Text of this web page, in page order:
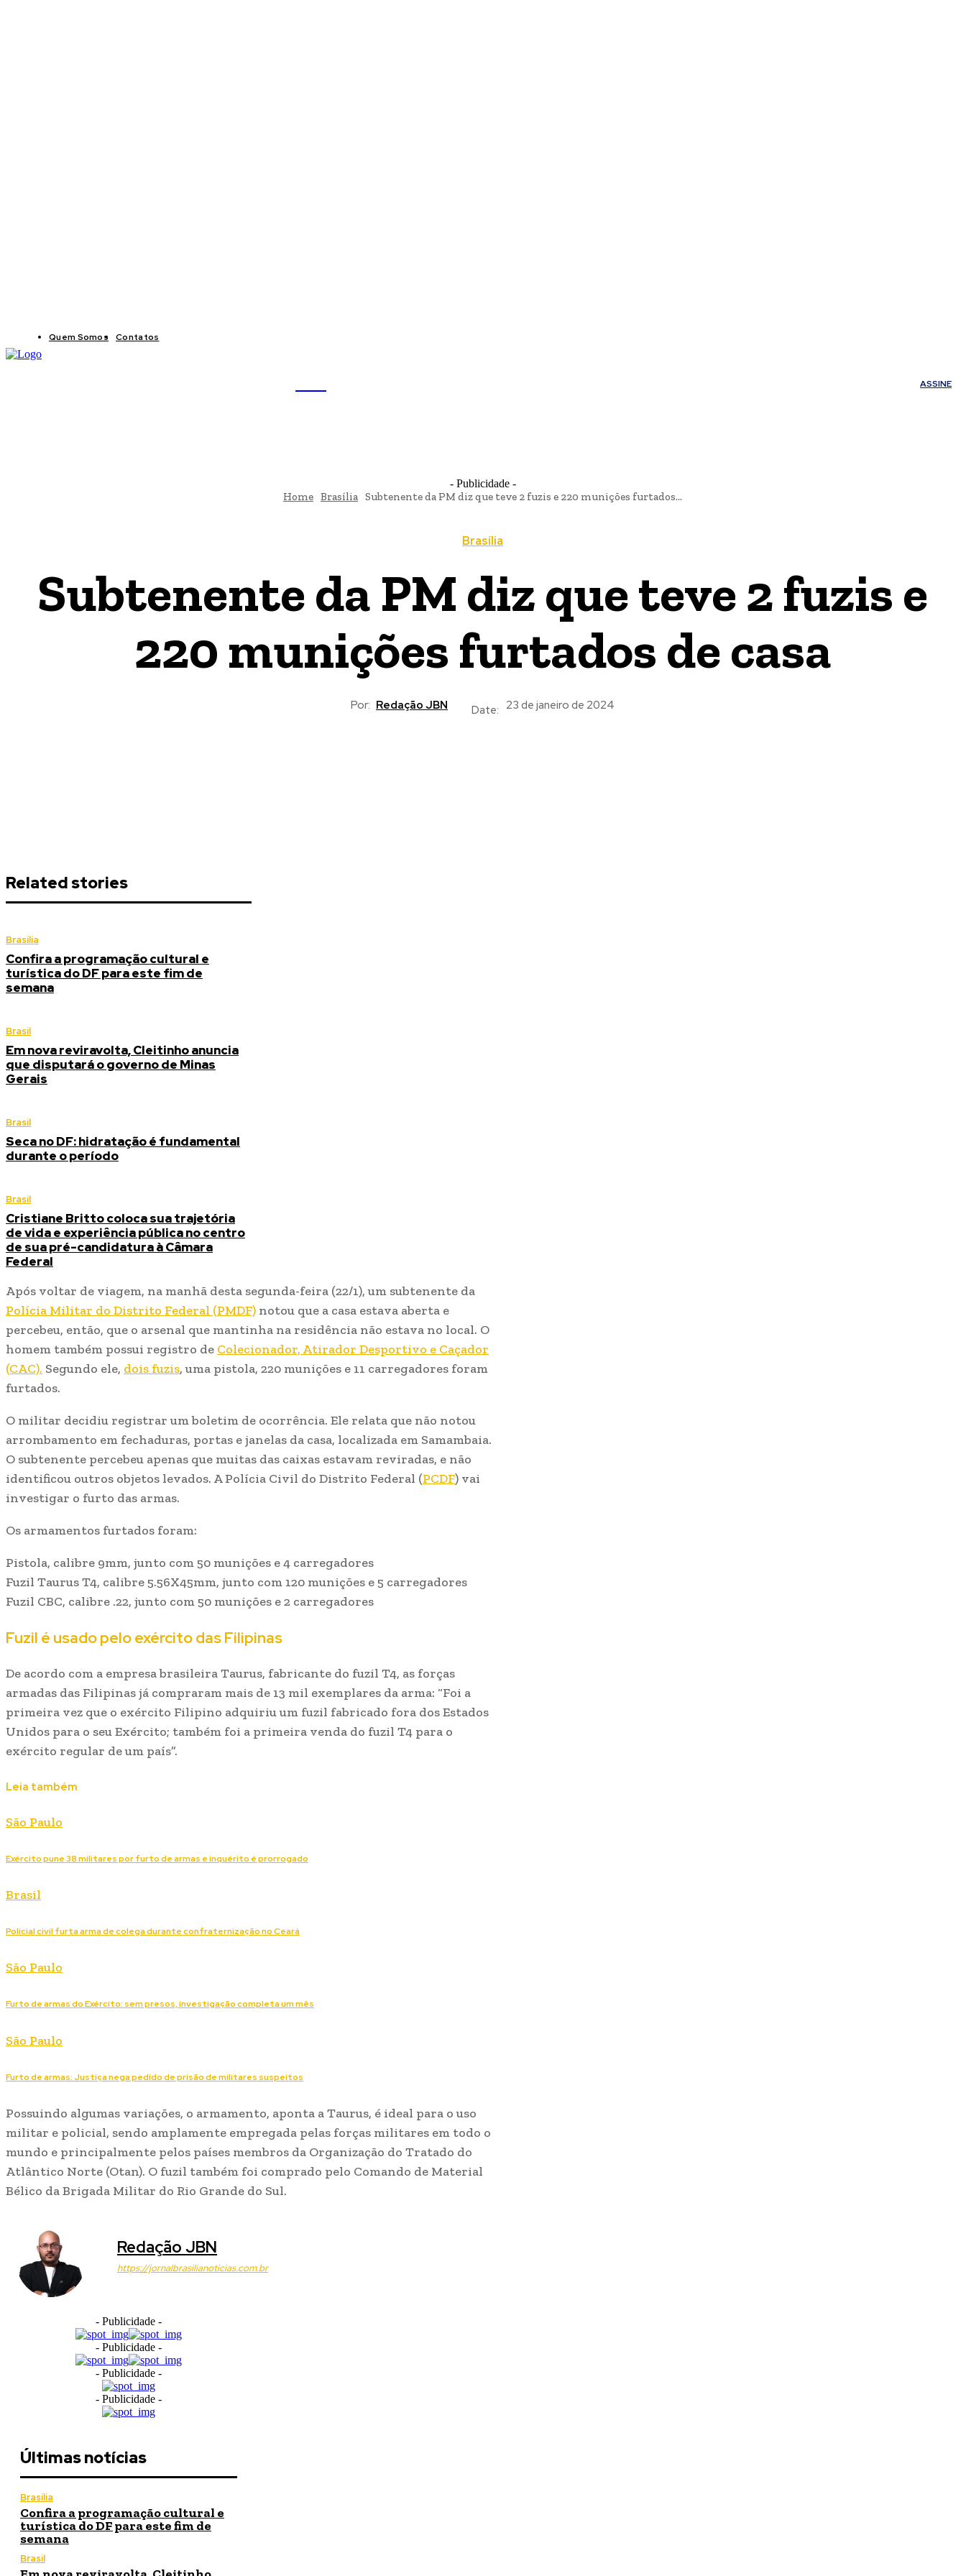
Quem Somos Contatos
ASSINE
- Publicidade -
Home Brasília Subtenente da PM diz que teve 2 fuzis e 220 munições furtados...
Brasília
Subtenente da PM diz que teve 2 fuzis e
220 munições furtados de casa
Por: Redação JBN Date: 23 de janeiro de 2024
Related stories
Brasília
Confira a programação cultural e
turística do DF para este fim de
semana
Brasil
Em nova reviravolta, Cleitinho anuncia
que disputará o governo de Minas
Gerais
Brasil
Seca no DF: hidratação é fundamental
durante o período
Brasil
Cristiane Britto coloca sua trajetória
de vida e experiência pública no centro
de sua pré-candidatura à Câmara
Federal
Após voltar de viagem, na manhã desta segunda-feira (22/1), um subtenente da
Polícia Militar do Distrito Federal (PMDF) notou que a casa estava aberta e
percebeu, então, que o arsenal que mantinha na residência não estava no local. O
homem também possui registro de Colecionador, Atirador Desportivo e Caçador
(CAC). Segundo ele, dois fuzis, uma pistola, 220 munições e 11 carregadores foram
furtados.
O militar decidiu registrar um boletim de ocorrência. Ele relata que não notou
arrombamento em fechaduras, portas e janelas da casa, localizada em Samambaia.
O subtenente percebeu apenas que muitas das caixas estavam reviradas, e não
identificou outros objetos levados. A Polícia Civil do Distrito Federal (PCDF) vai
investigar o furto das armas.
Os armamentos furtados foram:
Pistola, calibre 9mm, junto com 50 munições e 4 carregadores
Fuzil Taurus T4, calibre 5.56X45mm, junto com 120 munições e 5 carregadores
Fuzil CBC, calibre .22, junto com 50 munições e 2 carregadores
Fuzil é usado pelo exército das Filipinas
De acordo com a empresa brasileira Taurus, fabricante do fuzil T4, as forças
armadas das Filipinas já compraram mais de 13 mil exemplares da arma: “Foi a
primeira vez que o exército Filipino adquiriu um fuzil fabricado fora dos Estados
Unidos para o seu Exército; também foi a primeira venda do fuzil T4 para o
exército regular de um país”.
Leia também
São Paulo
Exército pune 38 militares por furto de armas e inquérito é prorrogado
Brasil
Policial civil furta arma de colega durante confraternização no Ceará
São Paulo
Furto de armas do Exército: sem presos, investigação completa um mês
São Paulo
Furto de armas: Justiça nega pedido de prisão de militares suspeitos
Possuindo algumas variações, o armamento, aponta a Taurus, é ideal para o uso
militar e policial, sendo amplamente empregada pelas forças militares em todo o
mundo e principalmente pelos países membros da Organização do Tratado do
Atlântico Norte (Otan). O fuzil também foi comprado pelo Comando de Material
Bélico da Brigada Militar do Rio Grande do Sul.
Redação JBN
https://jornalbrasilianoticias.com.br
- Publicidade -
- Publicidade -
- Publicidade -
- Publicidade -
Últimas notícias
Brasília
Confira a programação cultural e
turística do DF para este fim de
semana
Brasil